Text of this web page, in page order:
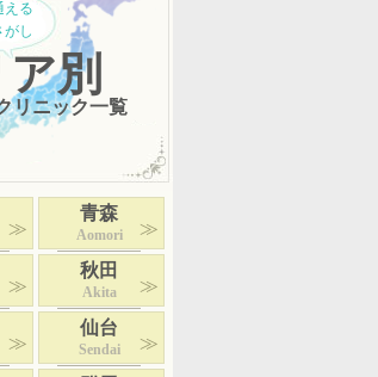
える
がし
別
リニック一覧
青森
Aomori
秋田
Akita
仙台
Sendai